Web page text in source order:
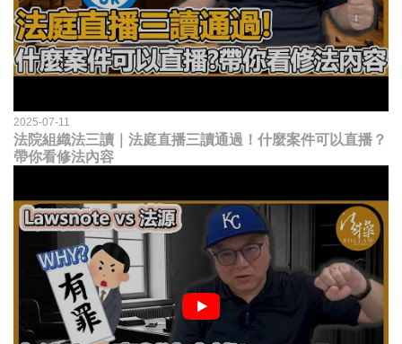
2025-07-11
法院組織法三讀｜法庭直播三讀通過！什麼案件可以直播？
帶你看修法內容